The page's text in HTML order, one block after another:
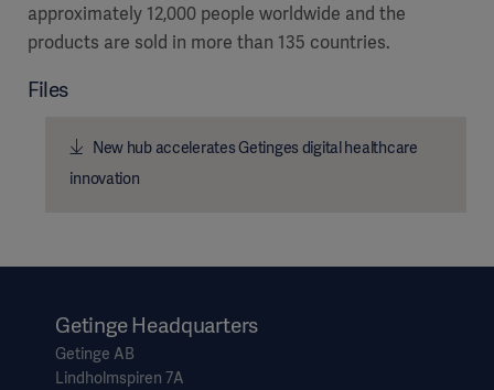
approximately 12,000 people worldwide and the
products are sold in more than 135 countries.
Files
New hub accelerates Getinges digital healthcare
innovation
Getinge Headquarters
Getinge AB
Lindholmspiren 7A